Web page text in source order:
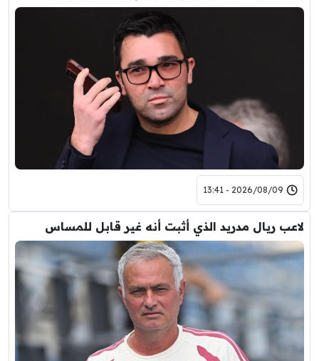
2026/08/09 - 13:41
لاعب ريال مدريد الذي أثبت أنه غير قابل للمساس